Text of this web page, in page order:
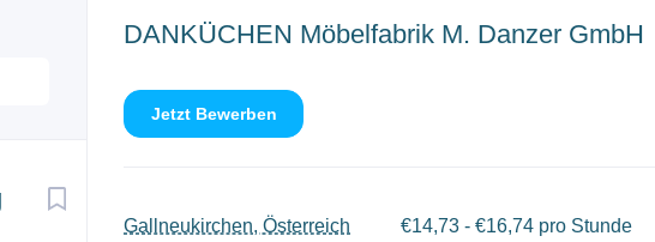
DANKÜCHEN Möbelfabrik M. Danzer GmbH
Jetzt Bewerben
Gallneukirchen, Österreich €14,73 - €16,74 pro Stunde